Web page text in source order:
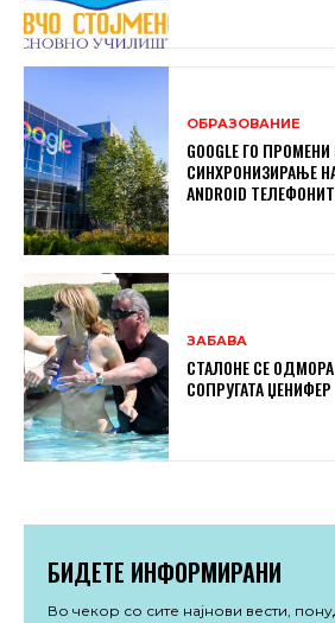
ОБРАЗОВАНИЕ
GOOGLE ГО
СИНХРОНИЗИРАЊЕ
ANDROID
ЗАБАВА
СТАЛОНЕ СЕ
СОПРУГАТА ЏЕНИФЕР
БИДЕТЕ ИНФОРМИРАНИ
Во чекор со сите најнови вести,